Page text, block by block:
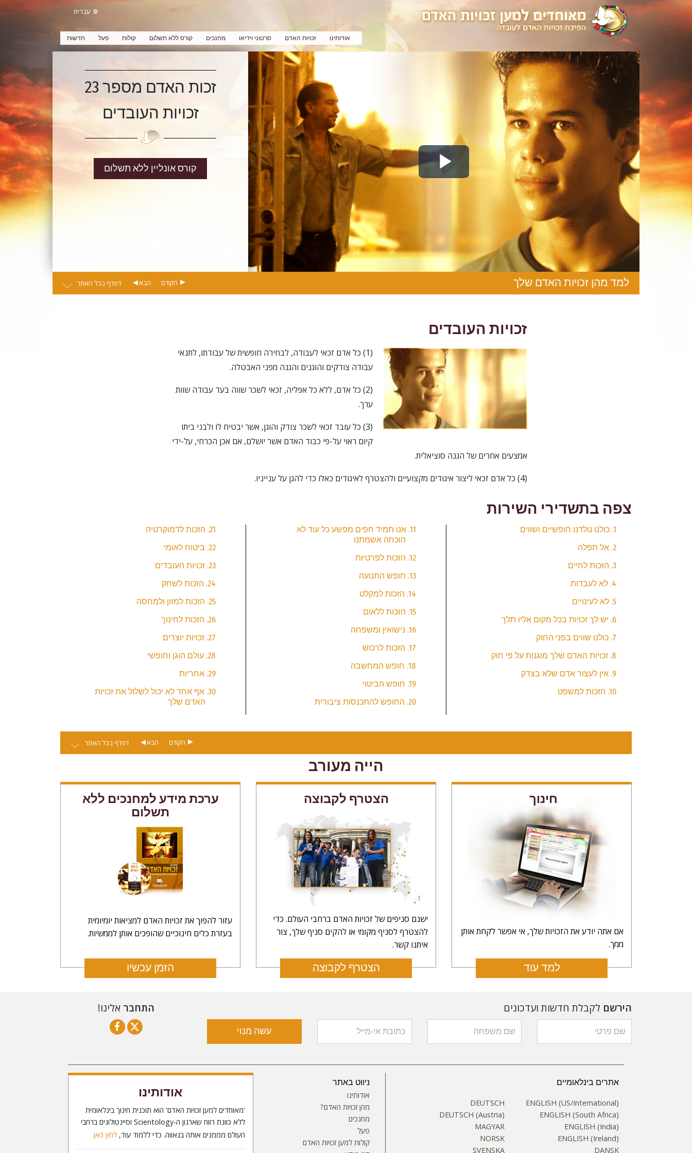
עברית
אודותינו זכויות האדם סרטוני וידיאו מחנכים קורס ללא תשלום קולות פעל חדשות
Play
Video
זכות האדם מספר 23
זכויות העובדים
קורס אונליין ללא תשלום
למד מהן זכויות האדם שלך הבא הקודם דפדף בכל האתר
זכויות העובדים
(1) כל אדם זכאי לעבודה, לבחירה חופשית של עבודתו, לתנאי
עבודה צודקים והוגנים והגנה מפני האבטלה.
(2) כל אדם, ללא כל אפליה, זכאי לשכר שווה בעד עבודה שוות
ערך.
(3) כל עובד זכאי לשכר צודק והוגן, אשר יבטיח לו ולבני ביתו
קיום ראוי על-פי כבוד האדם אשר יושלם, אם אכן הכרחי, על-ידי
אמצעים אחרים של הגנה סוציאלית.
(4) כל אדם זכאי ליצור איגודים מקצועיים ולהצטרף לאיגודים כאלו כדי להגן על ענייניו.
צפה בתשדירי השירות
1. כולנו נולדנו חופשיים ושווים
2. אל תפלה
3. הזכות לחיים
4. לא לעבדות
5. לא לעינויים
6. יש לך זכויות בכל מקום אליו תלך
7. כולנו שווים בפני החוק
8. זכויות האדם שלך מוגנות על פי חוק
9. אין לעצור אדם שלא בצדק
10. הזכות למשפט
11. אנו תמיד חפים מפשע כל עוד לא
הוכחה אשמתנו
12. הזכות לפרטיות
13. חופש התנועה
14. הזכות למקלט
15. הזכות ללאום
16. נישואין ומשפחה
17. הזכות לרכוש
18. חופש המחשבה
19. חופש הביטוי
20. החופש להתכנסות ציבורית
21. הזכות לדמוקרטיה
22. ביטוח לאומי
23. זכויות העובדים
24. הזכות לשחק
25. הזכות למזון ולמחסה
26. הזכות לחינוך
27. זכויות יוצרים
28. עולם הוגן וחופשי
29. אחריות
30. אף אחד לא יכול לשלול את זכויות
האדם שלך
הבא הקודם דפדף בכל האתר
הייה מעורב
חינוך
אם אתה יודע את הזכויות שלך, אי אפשר לקחת אותן
ממך.
למד עוד
הצטרף לקבוצה
ישנם סניפים של זכויות האדם ברחבי העולם. כדי
להצטרף לסניף מקומי או להקים סניף שלך, צור
איתנו קשר.
הצטרף לקבוצה
ערכת מידע למחנכים ללא
תשלום
עזור להפוך את זכויות האדם למציאות יומיומית
בעזרת כלים חינוכיים שהופכים אותן לממשיות.
הזמן עכשיו
הירשם לקבלת חדשות ועדכונים
עשה מנוי
התחבר אלינו!
אתרים בינלאומיים
ENGLISH (US/International)
ENGLISH (South Africa)
ENGLISH (India)
ENGLISH (Ireland)
DANSK
DEUTSCH
DEUTSCH (Austria)
MAGYAR
NORSK
SVENSKA
ניווט באתר
אודותינו
מהן זכויות האדם?
מחנכים
פעל
קולות למען זכויות האדם
אודותינו
'מאוחדים למען זכויות האדם' הוא תוכנית חינוך בינלאומית
ללא כוונת רווח שארגון ה-Scientology וסיינטולוגים ברחבי
העולם מממנים אותה בגאווה. כדי ללמוד עוד,לחץ כאן.